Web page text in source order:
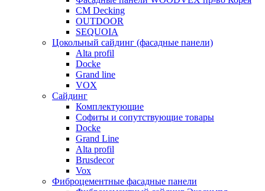
CM Decking
OUTDOOR
SEQUOIA
Цокольный сайдинг (фасадные панели)
Alta profil
Docke
Grand line
VOX
Сайдинг
Комплектующие
Софиты и сопутствующие товары
Docke
Grand Line
Alta profil
Brusdecor
Vox
Фиброцементные фасадные панели